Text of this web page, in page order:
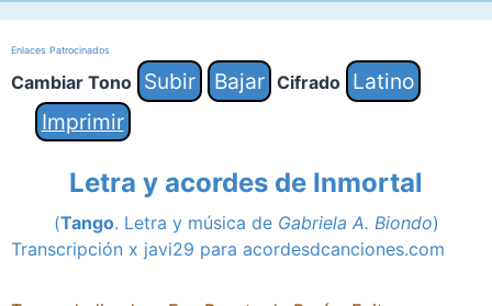
Enlaces Patrocinados
Cambiar Tono Subir Bajar Cifrado
Latino
Imprimir
Letra y acordes de Inmortal
(Tango. Letra y música de Gabriela A. Biondo)
Transcripción x javi29 para acordesdcanciones.com